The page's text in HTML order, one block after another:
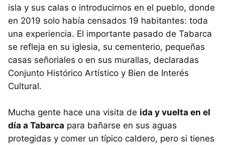
isla y sus calas o introducirnos en el pueblo, donde
en 2019 solo había censados 19 habitantes: toda
una experiencia. El importante pasado de Tabarca
se refleja en su iglesia, su cementerio, pequeñas
casas señoriales o en sus murallas, declaradas
Conjunto Histórico Artístico y Bien de Interés
Cultural.
Mucha gente hace una visita de ida y vuelta en el
día a Tabarca para bañarse en sus aguas
protegidas y comer un típico caldero, pero si tienes